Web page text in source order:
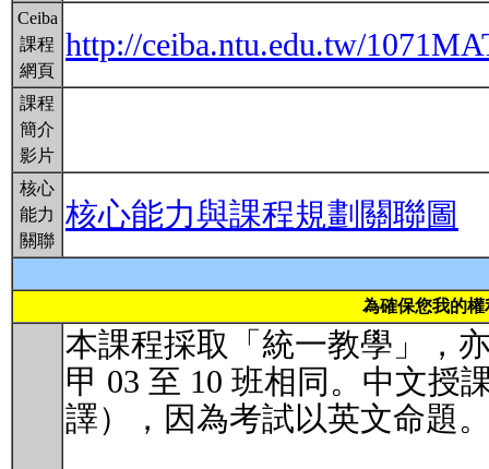
Ceiba
課程
網頁
http://ceiba.ntu.edu.tw/
課程
簡介
影片
核心
能力
關聯
核心能力與課程規劃關聯圖
為確保您我的
本課程採取「統一教學」，
甲 03 至 10 班相同。中文授
譯），因為考試以英文命題